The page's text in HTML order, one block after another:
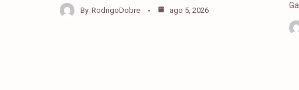
By RodrigoDobre ago 5, 2026